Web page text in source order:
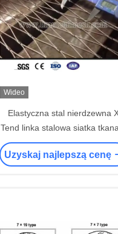
Wideo
Elastyczna stal nierdzewna
Tend linka stalowa siatka tkana
wysokiej wytrzymałości
Uzyskaj najlepszą cenę